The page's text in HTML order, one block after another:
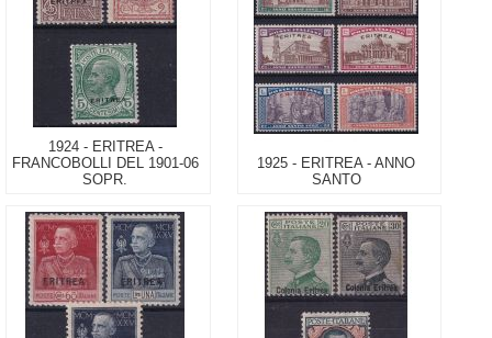
1924 - ERITREA -
FRANCOBOLLI DEL 1901-06
SOPR.
1925 - ERITREA - ANNO
SANTO